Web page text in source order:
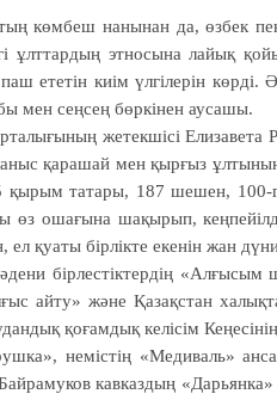
көмбеш нанынан да, өзбек
ұлттардың этносына лайық
ететін киім үлгілерін
мен сеңсең бөркінен аусашы.
жетекшісі
қарашай мен қырғыз
қырым татары, 187 шешен, 100-
өз ошағына шақырып,
қуаты бірлікте екенін жан
бірлестіктердің «Алғысым
айту» және Қазақстан
қоғамдық келісім
немістің «Медиваль»
кавказдың